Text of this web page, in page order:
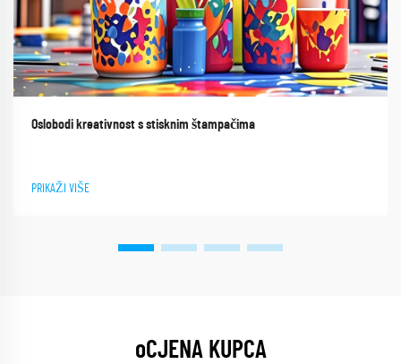
Oslobodi kreativnost s stisknim štampačima
PRIKAŽI VIŠE
oCJENA KUPCA